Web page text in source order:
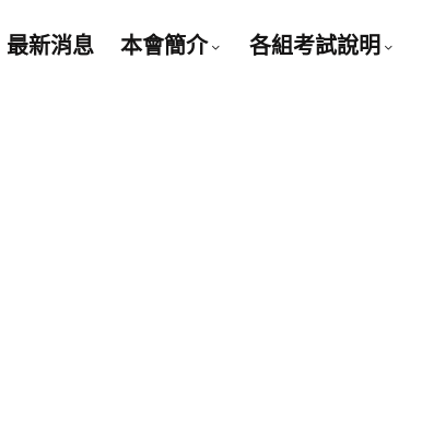
最新消息 本會簡介 各組考試說明